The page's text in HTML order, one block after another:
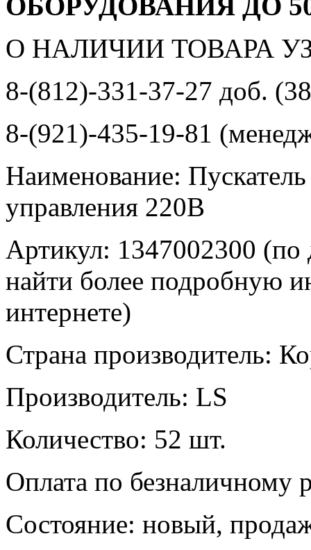
О НАЛИЧИИ ТОВАРА
8-(812)-331-37-27 доб.
8-(921)-435-19-81
Наименование:
управления 220В
Артикул: 1347002300
найти более подробную
интернете)
Страна производитель:
Производитель: LS
Количество: 52 шт.
Оплата по безналичному
Состояние: новый,